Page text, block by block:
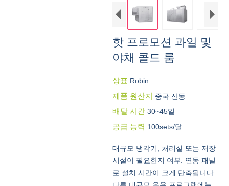
핫 프로모션 과일 및
야채 콜드 룸
상표 Robin
제품 원산지 중국 산동
배달 시간 30~45일
공급 능력 100sets/달
대규모 냉각기, 처리실 또는 저장
시설이 필요한지 여부. 연동 패널
로 설치 시간이 크게 단축됩니다.